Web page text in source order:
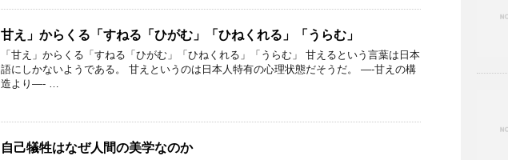
甘え」からくる「すねる「ひがむ」「ひねくれる」「うらむ」
「甘え」からくる「すねる「ひがむ」「ひねくれる」「うらむ」 甘えるという言葉は日本
語にしかないようである。 甘えというのは日本人特有の心理状態だそうだ。 —-甘えの構
造より—- …
自己犠牲はなぜ人間の美学なのか